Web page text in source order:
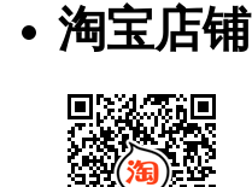
淘宝店铺